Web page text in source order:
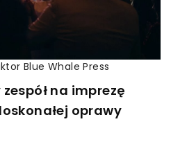
Blue Whale Press
na imprezę
oprawy